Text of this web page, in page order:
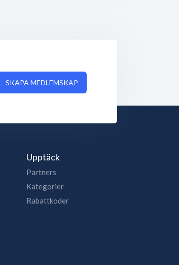
SKAPA MEDLEMSKAP
Upptäck
Partners
Kategorier
Rabattkoder